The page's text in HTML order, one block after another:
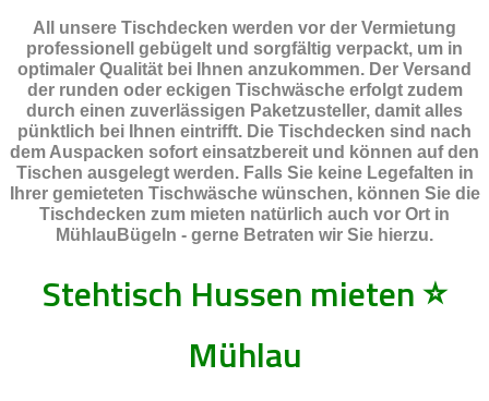
All unsere Tischdecken werden vor der Vermietung
professionell gebügelt und sorgfältig verpackt, um in
optimaler Qualität bei Ihnen anzukommen. Der Versand
der runden oder eckigen Tischwäsche erfolgt zudem
durch einen zuverlässigen Paketzusteller, damit alles
pünktlich bei Ihnen eintrifft. Die Tischdecken sind nach
dem Auspacken sofort einsatzbereit und können auf den
Tischen ausgelegt werden. Falls Sie keine Legefalten in
Ihrer gemieteten Tischwäsche wünschen, können Sie die
Tischdecken zum mieten natürlich auch vor Ort in
MühlauBügeln - gerne Betraten wir Sie hierzu.
Stehtisch Hussen mieten⭐
Mühlau